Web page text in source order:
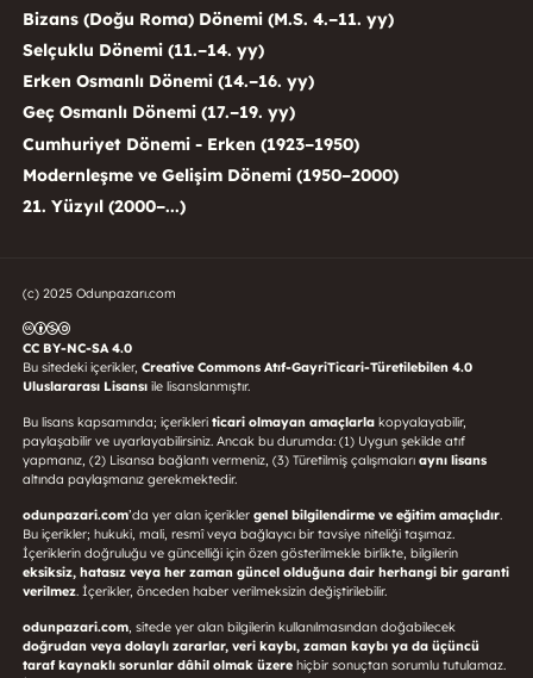
Bizans (Doğu Roma) Dönemi (M.S. 4.–11. yy)
Selçuklu Dönemi (11.–14. yy)
Erken Osmanlı Dönemi (14.–16. yy)
Geç Osmanlı Dönemi (17.–19. yy)
Cumhuriyet Dönemi - Erken (1923–1950)
Modernleşme ve Gelişim Dönemi (1950–2000)
21. Yüzyıl (2000–...)
(c) 2025 Odunpazarı.com
CC BY-NC-SA 4.0
Bu sitedeki içerikler, Creative Commons Atıf-GayriTicari-Türetilebilen 4.0
Uluslararası Lisansı ile lisanslanmıştır.
Bu lisans kapsamında; içerikleri ticari olmayan amaçlarlakopyalayabilir,
paylaşabilir ve uyarlayabilirsiniz. Ancak bu durumda: (1) Uygun şekilde atıf
yapmanız, (2) Lisansa bağlantı vermeniz, (3) Türetilmiş çalışmaları aynı lisans
altında paylaşmanız gerekmektedir.
odunpazari.com’da yer alan içerikler genel bilgilendirme ve eğitim amaçlıdır.
Bu içerikler; hukuki, mali, resmî veya bağlayıcı bir tavsiye niteliği taşımaz.
İçeriklerin doğruluğu ve güncelliği için özen gösterilmekle birlikte, bilgilerin
eksiksiz, hatasız veya her zaman güncel olduğuna dair herhangi bir garanti
verilmez. İçerikler, önceden haber verilmeksizin değiştirilebilir.
odunpazari.com, sitede yer alan bilgilerin kullanılmasından doğabilecek
doğrudan veya dolaylı zararlar, veri kaybı, zaman kaybı ya da üçüncü
taraf kaynaklı sorunlar dâhil olmak üzerehiçbir sonuçtan sorumlu tutulamaz.